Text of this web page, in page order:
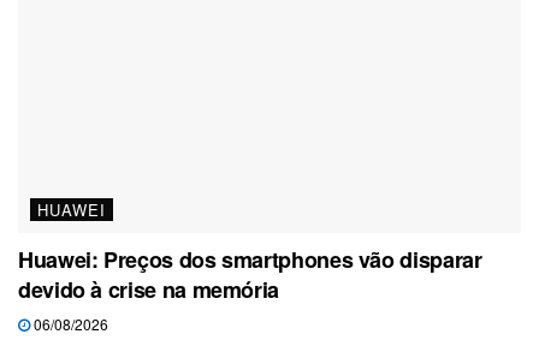
HUAWEI
Huawei: Preços dos smartphones vão disparar
devido à crise na memória
06/08/2026